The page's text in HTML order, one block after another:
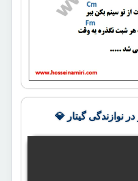
نوازندگی گیتار 💎